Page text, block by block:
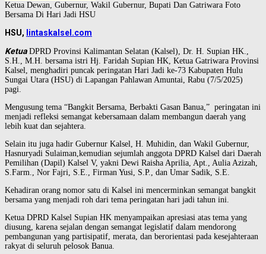
Ketua Dewan, Gubernur, Wakil Gubernur, Bupati Dan Gatriwara Foto
Bersama Di Hari Jadi HSU
HSU, lintaskalsel.com
KetuaDPRD Provinsi Kalimantan Selatan (Kalsel), Dr. H. Supian HK.,
S.H., M.H. bersama istri Hj. Faridah Supian HK, Ketua Gatriwara Provinsi
Kalsel, menghadiri puncak peringatan Hari Jadi ke-73 Kabupaten Hulu
Sungai Utara (HSU) di Lapangan Pahlawan Amuntai, Rabu (7/5/2025)
pagi.
Mengusung tema “Bangkit Bersama, Berbakti Gasan Banua,” peringatan ini
menjadi refleksi semangat kebersamaan dalam membangun daerah yang
lebih kuat dan sejahtera.
Selain itu juga hadir Gubernur Kalsel, H. Muhidin, dan Wakil Gubernur,
Hasnuryadi Sulaiman,kemudian sejumlah anggota DPRD Kalsel dari Daerah
Pemilihan (Dapil) Kalsel V, yakni Dewi Raisha Aprilia, Apt., Aulia Azizah,
S.Farm., Nor Fajri, S.E., Firman Yusi, S.P., dan Umar Sadik, S.E.
Kehadiran orang nomor satu di Kalsel ini mencerminkan semangat bangkit
bersama yang menjadi roh dari tema peringatan hari jadi tahun ini.
Ketua DPRD Kalsel Supian HK menyampaikan apresiasi atas tema yang
diusung, karena sejalan dengan semangat legislatif dalam mendorong
pembangunan yang partisipatif, merata, dan berorientasi pada kesejahteraan
rakyat di seluruh pelosok Banua.